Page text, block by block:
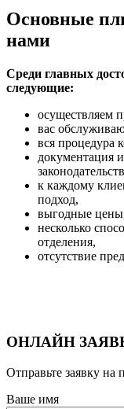
Основные
нами
Среди главных
следующие:
осуществляем
вас
вся процедура
документация
к каждому
подход,
выгодные
несколько
отделения,
отсутствие
ОНЛАЙН
Отправьте заявку на
Ваше имя